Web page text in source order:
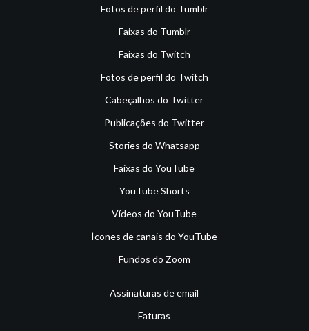
Fotos de perfil do Tumblr
Faixas do Tumblr
Faixas do Twitch
Fotos de perfil do Twitch
Cabeçalhos do Twitter
Publicações do Twitter
Stories do Whatsapp
Faixas do YouTube
YouTube Shorts
Vídeos do YouTube
Ícones de canais do YouTube
Fundos do Zoom
Assinaturas de email
Faturas